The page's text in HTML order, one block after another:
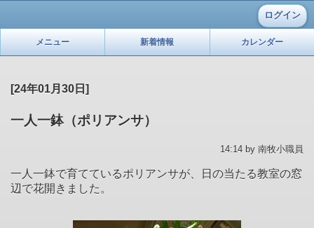
ログイン
メニュー 新着情報 カレンダー
[24年01月30日]
一人一鉢（ポリアンサ）
14:14 by 南牧小職員
一人一鉢で育てているポリアンサが、日の当たる教室の窓
辺で花開きました。